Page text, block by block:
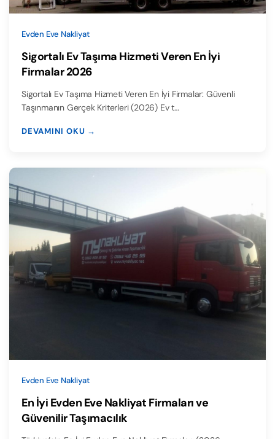
Evden Eve Nakliyat
Sigortalı Ev Taşıma Hizmeti Veren En İyi
Firmalar 2026
Sigortalı Ev Taşıma Hizmeti Veren En İyi Firmalar: Güvenli
Taşınmanın Gerçek Kriterleri (2026) Ev t…
DEVAMINI OKU →
Evden Eve Nakliyat
En İyi Evden Eve Nakliyat Firmaları ve
Güvenilir Taşımacılık